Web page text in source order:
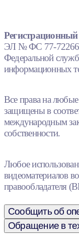
ЭЛ № ФС 77-72266
Федеральной
информационных
Все права на
защищены в
международным
собственности.
Любое
видеоматериалов
правообладателя
Сообщить об
Обращение в